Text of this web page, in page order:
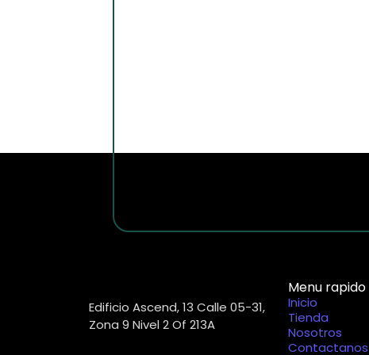
Edificio Ascend, 13 Calle 05-31,
Zona 9 Nivel 2 Of 213A
Menu rapido
Inicio
Tienda
Nosotros
Contactanos